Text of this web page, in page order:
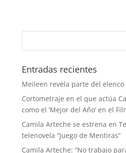
Entradas recientes
Meileen revela parte del elenco
Cortometraje en el que actúa
como el ‘Mejor del Año’ en el
Camila Arteche se estrena en
telenovela “Juego de Mentiras”
Camila Arteche: “No trabajo